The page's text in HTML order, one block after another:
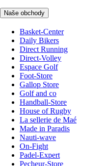
Naše obchody
Basket-Center
Daily Bikers
Direct Running
Direct-Volley
Espace Golf
Foot-Store
Gallop Store
Golf and co
Handball-Store
House of Rugby
La sellerie de Maé
Made in Paradis
Nauti-wave
On-Fight
Padel-Expert
Pecheur-Store